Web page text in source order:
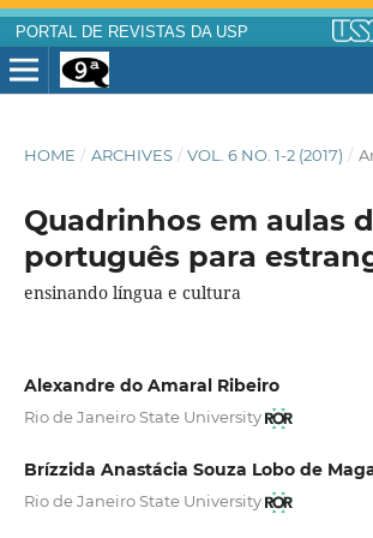
PORTAL DE REVISTAS DA USP
HOME / ARCHIVES / VOL. 6 NO. 1-2 (2017) /
Quadrinhos em aulas
português para
ensinando língua e cultura
Alexandre do Amaral Ribeiro
Rio de Janeiro State University
Brízzida Anastácia Souza Lobo de
Rio de Janeiro State University